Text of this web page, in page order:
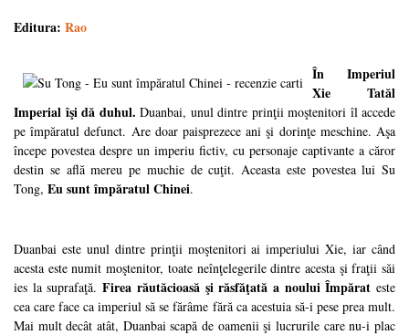
Editura: Rao
În Imperiul
Xie Tatăl
Imperial îşi dă duhul. Duanbai, unul dintre prinţii moştenitori îl accede
pe împăratul defunct. Are doar paisprezece ani şi dorinţe meschine. Aşa
începe povestea despre un imperiu fictiv, cu personaje captivante a căror
destin se află mereu pe muchie de cuţit. Aceasta este povestea lui Su
Tong, Eu sunt împăratul Chinei.
Duanbai este unul dintre prinţii moştenitori ai imperiului Xie, iar când
acesta este numit moştenitor, toate neînţelegerile dintre acesta şi fraţii săi
ies la suprafaţă.Firea răutăcioasă şi răsfăţată a noului Împărat este
cea care face ca imperiul să se fărâme fără ca acestuia să-i pese prea mult.
Mai mult decât atât, Duanbai scapă de oamenii şi lucrurile care nu-i plac